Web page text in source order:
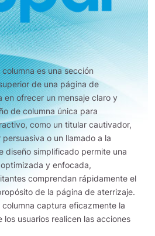
es una sección
de una página de
en ofrecer un mensaje claro y
de columna única para
como un titular cautivador,
o un llamado a la
diseño simplificado permite una
y enfocada,
comprendan rápidamente el
de la página de aterrizaje.
columna captura eficazmente la
usuarios realicen las acciones